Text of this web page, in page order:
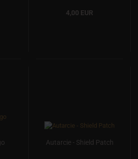
4,00 EUR
Autarcie - Shield Patch